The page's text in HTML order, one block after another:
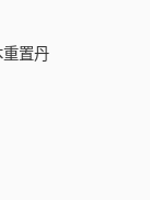
置丹